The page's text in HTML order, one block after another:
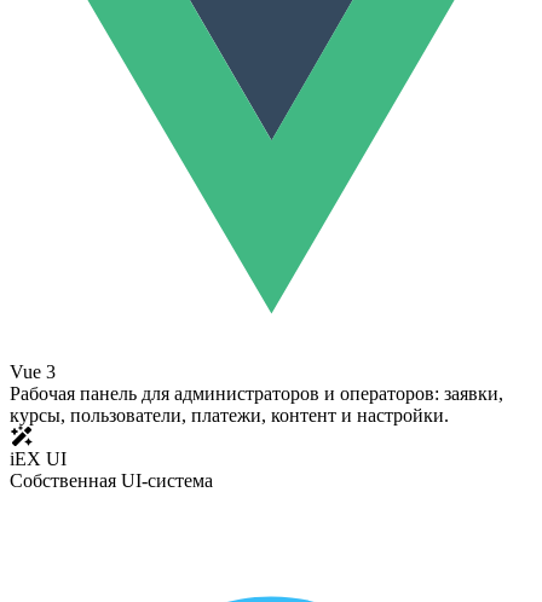
Vue 3
Рабочая панель для администраторов и операторов: заявки,
курсы, пользователи, платежи, контент и настройки.
iEX UI
Собственная UI-система